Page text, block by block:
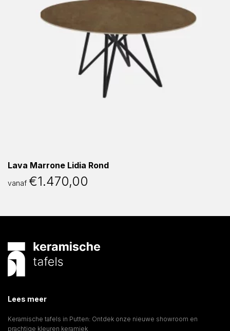
Lava Marrone Lidia Rond
vanaf €1.470,00
Lees meer
Keramische tafels in Putten: Ontdek onze nieuwe showroom en
prachtige kleuren keramiek